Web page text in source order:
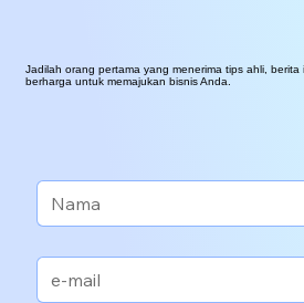
Jadilah orang pertama yang menerima tips ahli, berita
berharga untuk memajukan bisnis Anda.